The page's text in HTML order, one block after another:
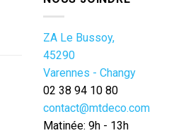
ZA Le Bussoy,
45290
Varennes - Changy
02 38 94 10 80
contact@mtdeco.com
Matinée: 9h - 13h